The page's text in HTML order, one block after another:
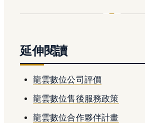
延伸閱讀
龍雲數位公司評價
龍雲數位售後服務政策
龍雲數位合作夥伴計畫